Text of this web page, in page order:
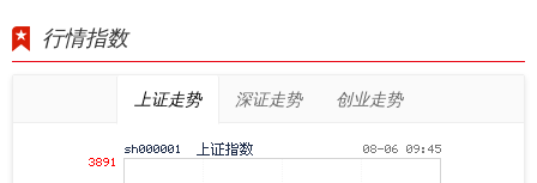
行情指数
上证走势 深证走势 创业走势